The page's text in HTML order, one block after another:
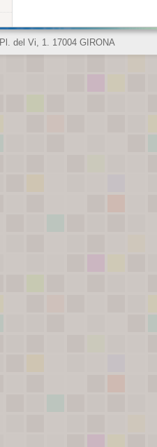
Pl. del Vi, 1. 17004 GIRONA